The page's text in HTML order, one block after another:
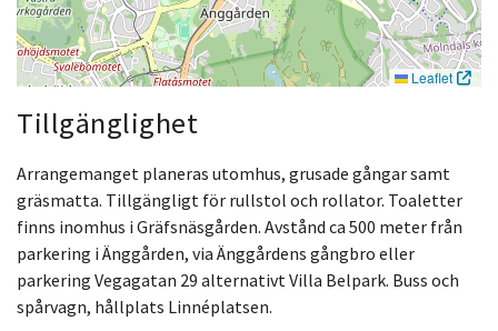
Leaflet
Tillgänglighet
Arrangemanget planeras utomhus, grusade gångar samt
gräsmatta. Tillgängligt för rullstol och rollator. Toaletter
finns inomhus i Gräfsnäsgården. Avstånd ca 500 meter från
parkering i Änggården, via Änggårdens gångbro eller
parkering Vegagatan 29 alternativt Villa Belpark. Buss och
spårvagn, hållplats Linnéplatsen.